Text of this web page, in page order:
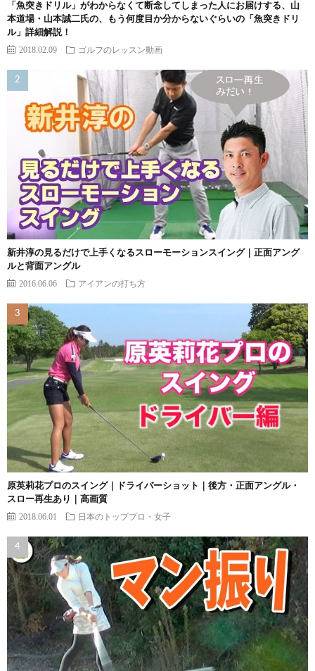
「魚突きドリル」がわからなくて断念してしまった人にお届けする、山
本道場・山本誠二氏の、もう何度目か分からないぐらいの「魚突きドリ
ル」詳細解説！
2018.02.09 ゴルフのレッスン動画
新井淳の見るだけで上手くなるスローモーションスイング｜正面アング
ルと背面アングル
2016.06.06 アイアンの打ち方
原英莉花プロのスイング｜ドライバーショット｜後方・正面アングル・
スロー再生あり｜高画質
2018.06.01 日本のトッププロ・女子